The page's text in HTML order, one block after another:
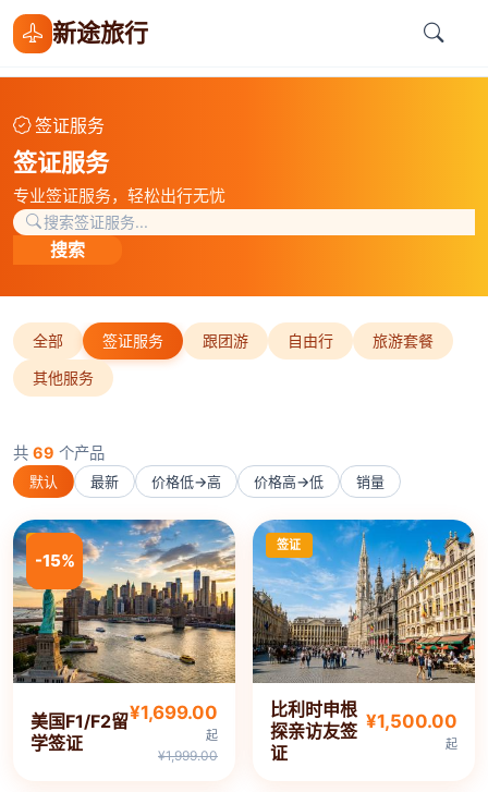
新途旅行
签证服务
签证服务
专业签证服务，轻松出行无忧
搜索
全部 签证服务 跟团游 自由行
旅游套餐
其他服务
共 69 个产品
默认 最新 价格低→高 价格高→低 销量
-15%
-15%
美国F1/F2留
学签证
¥1,699.00
起
¥1,999.00
签证
比利时申根
探亲访友签
证
¥1,500.00
起